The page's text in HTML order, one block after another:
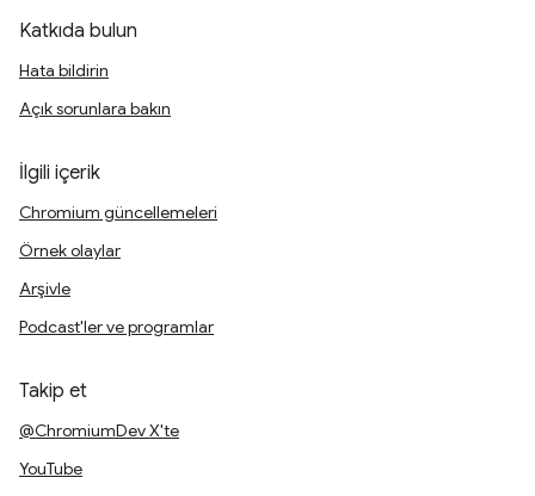
Katkıda bulun
Hata bildirin
Açık sorunlara bakın
İlgili içerik
Chromium güncellemeleri
Örnek olaylar
Arşivle
Podcast'ler ve programlar
Takip et
@ChromiumDev X'te
YouTube